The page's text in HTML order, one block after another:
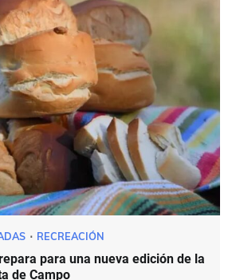
RECREACIÓN
para una nueva edición de la
de Campo